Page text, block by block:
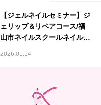
【ジェルネイルセミナー】ジ
ェリップ＆リペアコース/福
山市ネイルスクールネイルキ
2026.01.14